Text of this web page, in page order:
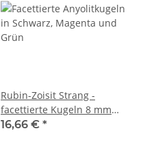
Rubin-Zoisit Strang -
facettierte Kugeln 8 mm
grün schwarz magenta, 37
16,66 € *